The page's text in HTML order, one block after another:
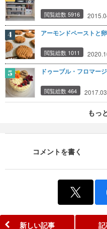
閲覧総数 5916
アーモンドペーストと
閲覧総数 1011
ドゥーブル・フロマー
閲覧総数 464
もっ
コメントを書く
新しい記事